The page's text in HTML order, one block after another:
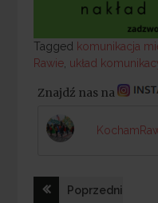
Tagged
Tagged komunikacja
Rawie, układ
Znajdź nas na
Nawigacja
Poprzedni